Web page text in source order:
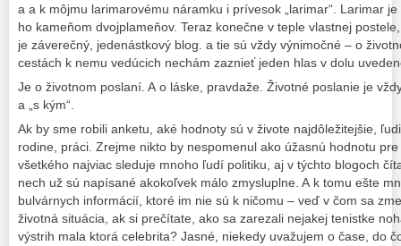
a a k môjmu larimarovému náramku i prívesok „larimar“. Larimar
ho kameňom dvojplameňov. Teraz konečne v teple vlastnej
je záverečný, jedenástkový blog. a tie sú vždy výnimočné – o
cestách k nemu vedúcich nechám zaznieť jeden hlas v dolu
Je o životnom poslaní. A o láske, pravdaže. Životné poslanie je
a „s kým“.
Ak by sme robili anketu, aké hodnoty sú v živote najdôležitejšie,
rodine, práci. Zrejme nikto by nespomenul ako úžasnú hodnotu
všetkého najviac sleduje mnoho ľudí politiku, aj v týchto blogoch
nech už sú napísané akokoľvek málo zmysluplne. A k tomu ešte
bulvárnych informácií, ktoré im nie sú k ničomu – veď v čom sa
životná situácia, ak si prečítate, ako sa zarezali nejakej tenistke
výstrih mala ktorá celebrita? Jasné, niekedy uvažujem o čase, do